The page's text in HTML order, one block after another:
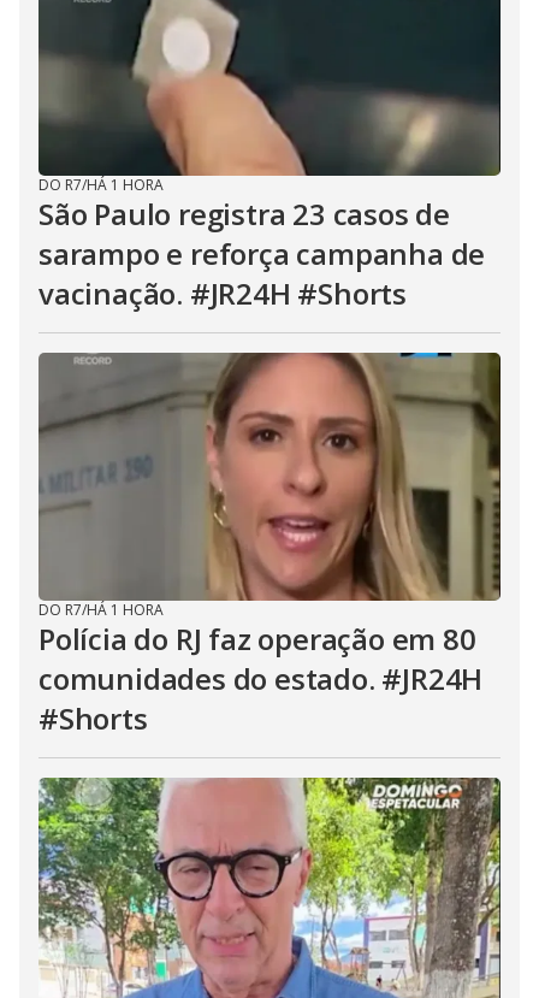
DO R7/HÁ 1 HORA
São Paulo registra 23 casos de
sarampo e reforça campanha de
vacinação. #JR24H #Shorts
DO R7/HÁ 1 HORA
Polícia do RJ faz operação em 80
comunidades do estado. #JR24H
#Shorts